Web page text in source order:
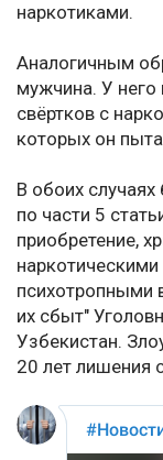
наркотиками.
Аналогичным
мужчина. У него
свёртков с
которых он
В обоих
по части 5
приобретение,
психотропными
их сбыт"
Узбекистан.
20 лет лишения